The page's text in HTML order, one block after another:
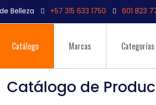
Belleza +57 315 633 1750 601 823
Catálogo Marcas Categorías
Catálogo de